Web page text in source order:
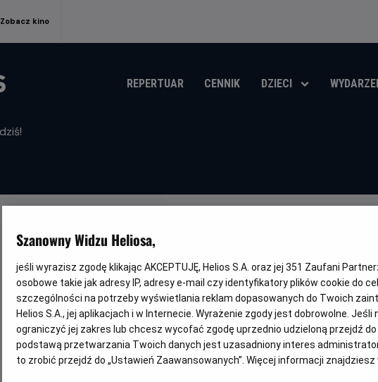
Zobacz kino
REPERTUAR CENNIK DZIECI
MINIONKI I STRASZYDŁA - KUP BILET
WRÓĆ DO AKTUALNOŚCI
Przygotuj się na pełną humoru podróż do Hollywood w
bohaterów animacji!
Szanowny Widzu Heliosa,
jeśli wyrazisz zgodę klikając AKCEPTUJĘ, Helios S.A. oraz jej 351 Zaufani
osobowe takie jak adresy IP, adresy e-mail czy identyfikatory plików cookie do
szczególności na potrzeby wyświetlania reklam dopasowanych do Twoich
Helios S.A., jej aplikacjach i w Internecie. Wyrażenie zgody jest dobrowolne.
ograniczyć jej zakres lub chcesz wycofać zgodę uprzednio udzieloną przejdź
podstawą przetwarzania Twoich danych jest uzasadniony interes
to zrobić przejdź do „Ustawień Zaawansowanych”. Więcej informacji